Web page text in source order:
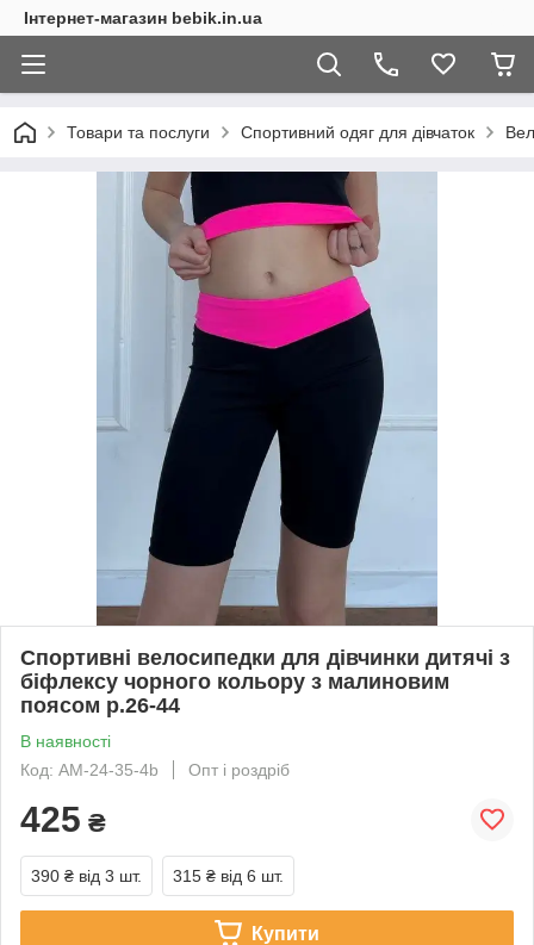
Інтернет-магазин bebik.in.ua
Товари та послуги Спортивний одяг для дівчаток
Спортивні велосипедки для дівчинки дитячі з
біфлексу чорного кольору з малиновим
поясом р.26-44
В наявності
Код: AM-24-35-4b
Опт і роздріб
425 ₴
390 ₴ від 3 шт. 315 ₴ від 6 шт.
Купити